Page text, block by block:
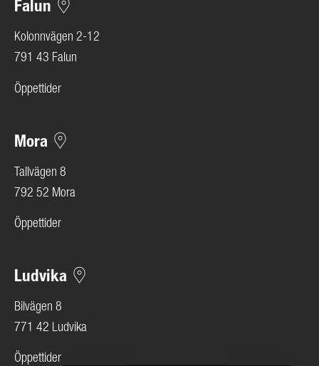
Falun
Kolonnvägen 2-12
791 43 Falun
Öppettider
Mora
Tallvägen 8
792 52 Mora
Öppettider
Ludvika
Bilvägen 8
771 42 Ludvika
Öppettider